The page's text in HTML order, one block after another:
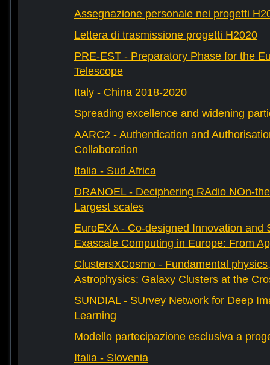
Assegnazione personale nei progetti
Lettera di trasmissione progetti H2020
PRE-EST - Preparatory Phase for the
Telescope
Italy - China 2018-2020
Spreading excellence and widening
AARC2 - Authentication and
Collaboration
Italia - Sud Africa
DRANOEL - Deciphering RAdio NOn-
Largest scales
EuroEXA - Co-designed Innovation and
Exascale Computing in Europe: From
ClustersXCosmo - Fundamental
Astrophysics: Galaxy Clusters at the
SUNDIAL - SUrvey Network for Deep
Learning
Modello partecipazione esclusiva a
Italia - Slovenia